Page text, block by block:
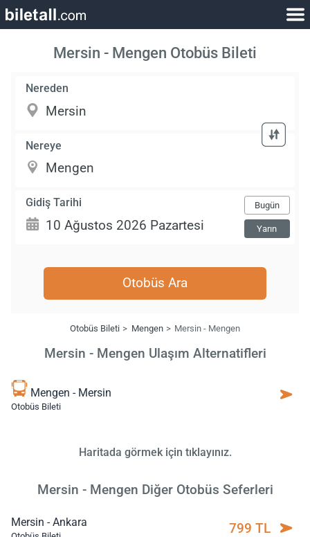
Mersin - Mengen Otobüs Bileti
Nereden
Nereye
Gidiş Tarihi Bugün
Yarın
Otobüs Ara
Otobüs Bileti Mengen Mersin - Mengen
Mersin - Mengen Ulaşım Alternatifleri
Mengen - Mersin
Otobüs Bileti
Haritada görmek için tıklayınız.
Mersin - Mengen Diğer Otobüs Seferleri
Mersin - Ankara 799 TL